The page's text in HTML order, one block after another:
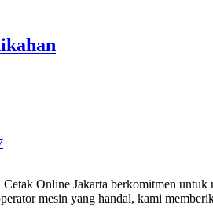
Online Jakarta berkomitmen
mesin yang handal, kami